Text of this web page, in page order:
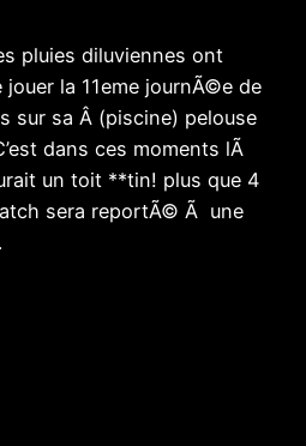
pluies diluviennes ont
jouer la 11eme journÃ©e de
sur sa Â (piscine) pelouse
dans ces moments lÃ
un toit **tin! plus que 4
sera reportÃ© Ã une